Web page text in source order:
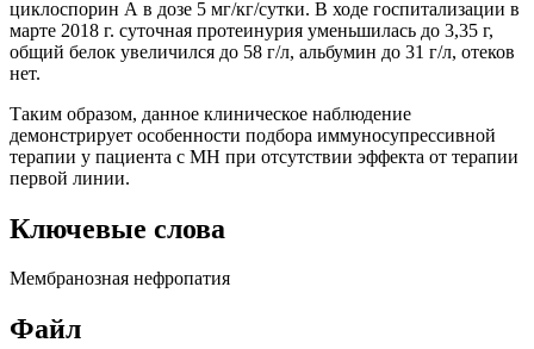
циклоспорин А в дозе 5 мг/кг/сутки. В ходе госпитализации в
марте 2018 г. суточная протеинурия уменьшилась до 3,35 г,
общий белок увеличился до 58 г/л, альбумин до 31 г/л, отеков
нет.
Таким образом, данное клиническое наблюдение
демонстрирует особенности подбора иммуносупрессивной
терапии у пациента с МН при отсутствии эффекта от терапии
первой линии.
Ключевые слова
Мембранозная нефропатия
Файл